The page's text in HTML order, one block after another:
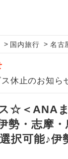
> 国内旅行 > 名古
休止のお知ら
☆＜ANA
勢・志摩
択可能♪伊
往路出発空港（
（駅）まで同行
現地到着空港（
（駅）まで添乗
バスガイドが乗
アー」に関す
アーとは
たツアーで
期・ご利用
変動いたし